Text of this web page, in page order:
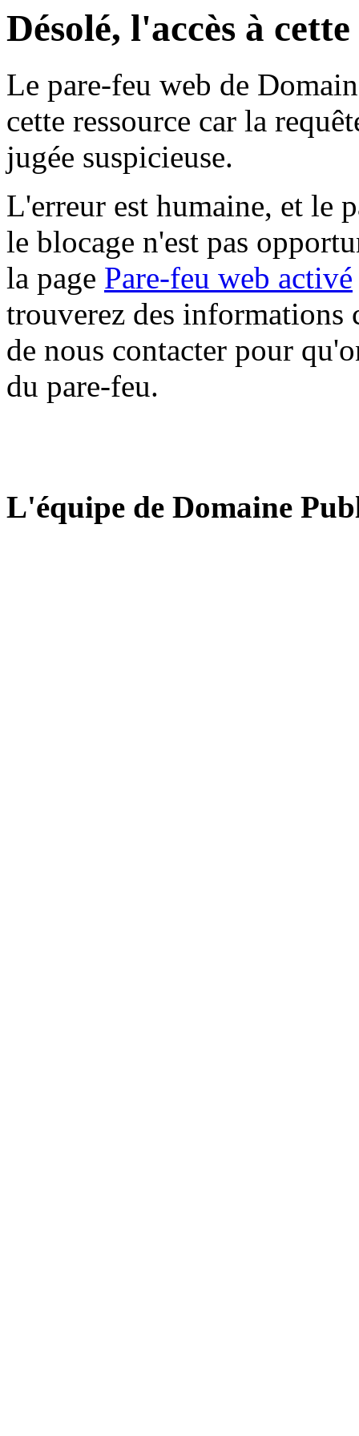
Désolé, l'accès à
Le pare-feu web de
cette ressource car la
jugée suspicieuse.
L'erreur est humaine, et le
le blocage n'est pas
la page Pare-feu web activé
trouverez des informations
de nous contacter pour
du pare-feu.
L'équipe de Domaine